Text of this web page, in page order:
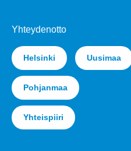
Yhteydenotto
Helsinki Uusimaa
Pohjanmaa
Yhteispiiri